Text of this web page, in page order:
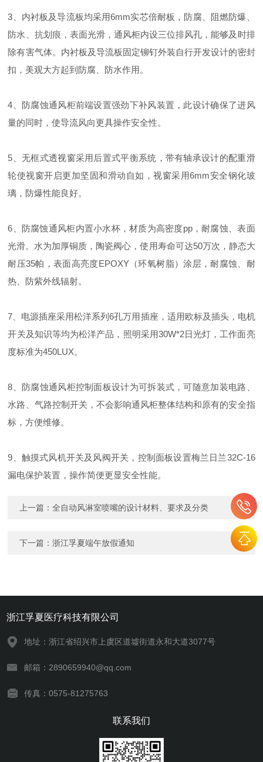
3、内衬板及导流板均采用6mm实芯倍耐板，防腐、阻燃防爆、
防水、抗划痕，表面光滑，通风柜内设三位排风孔，能够及时排
除有害气体。内衬板及导流板固定铆钉外装自行开发设计的密封
扣，美观大方起到防腐、防水作用。
4、防腐蚀通风柜前端设置强劲下补风装置，此设计确保了进风
量的同时，使导流风向更具操作安全性。
5、无框式透视窗采用后置式平衡系统，带有轴承设计的配重滑
轮使视窗开启更加坚固和滑动自如，视窗采用6mm安全钢化玻
璃，防爆性能良好。
6、防腐蚀通风柜内置小水杯，材质为高密度pp，耐腐蚀、表面
光滑。水为加厚铜质，陶瓷阀心，使用寿命可达50万次，静态大
耐压35帕，表面高亮度EPOXY（环氧树脂）涂层，耐腐蚀、耐
热、防紫外线辐射。
7、电源插座采用松洋系列6孔万用插座，适用欧标及插头，电机
开关及知识等均为松洋产品，照明采用30W*2日光灯，工作面亮
度标准为450LUX。
8、防腐蚀通风柜控制面板设计为可拆装式，可随意加装电路、
水路、气路控制开关，不会影响通风柜整体结构和原有的安全指
标，方便维修。
9、触摸式风机开关及风阀开关，控制面板设置梅兰日兰32C-16
漏电保护装置，操作简便更显安全性能。
上一篇：全自动风淋室喷嘴的设计材料、要求及分类
下一篇：浙江孚夏端午放假通知
浙江孚夏医疗科技有限公司
地址：浙江省绍兴市上虞区道墟街道永和大道3077号
邮箱：2890659940@qq.com
传真：0575-81275763
联系我们